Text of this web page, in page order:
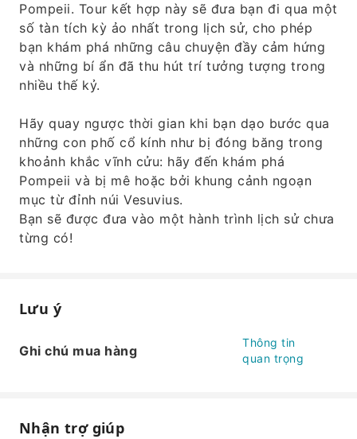
Pompeii. Tour kết hợp này sẽ đưa bạn đi qua một
số tàn tích kỳ ảo nhất trong lịch sử, cho phép
bạn khám phá những câu chuyện đầy cảm hứng
và những bí ẩn đã thu hút trí tưởng tượng trong
nhiều thế kỷ.
Hãy quay ngược thời gian khi bạn dạo bước qua
những con phố cổ kính như bị đóng băng trong
khoảnh khắc vĩnh cửu: hãy đến khám phá
Pompeii và bị mê hoặc bởi khung cảnh ngoạn
mục từ đỉnh núi Vesuvius.
Bạn sẽ được đưa vào một hành trình lịch sử chưa
từng có!
Lưu ý
Ghi chú mua hàng
Thông tin
quan trọng
Nhận trợ giúp